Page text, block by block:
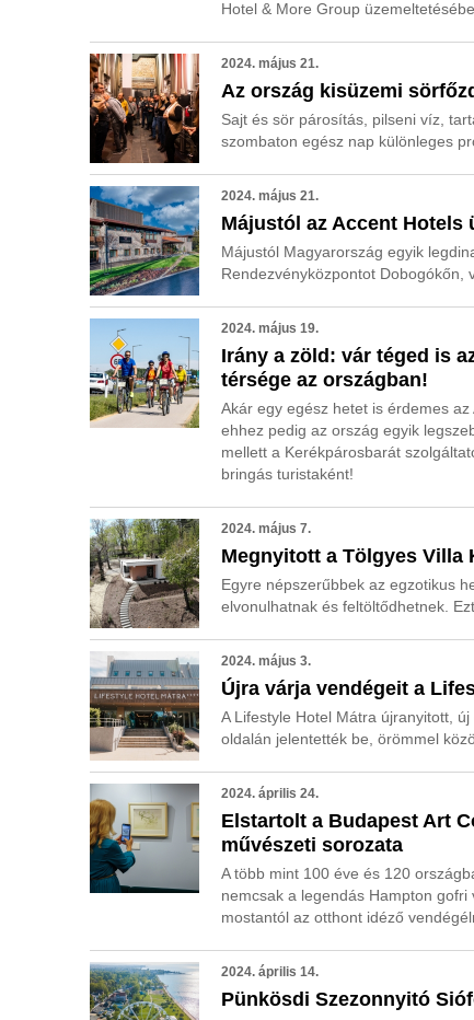
Hotel & More Group
2024. május 21.
Az ország kisüzemi
Sajt és sör párosítás, pilseni víz,
szombaton egész nap különleges
2024. május 21.
Májustól az Accent Hotels
Májustól Magyarország egyik
Rendezvényközpontot Dobogókőn,
2024. május 19.
Irány a zöld: vár téged is
térsége az országban!
Akár egy egész hetet is érdemes
ehhez pedig az ország egyik
mellett a Kerékpárosbarát
bringás turistaként!
2024. május 7.
Megnyitott a Tölgyes Villa
Egyre népszerűbbek az egzotikus
elvonulhatnak és feltöltődhetnek.
2024. május 3.
Újra várja vendégeit a
A Lifestyle Hotel Mátra újranyitott,
oldalán jelentették be, örömmel
2024. április 24.
Elstartolt a Budapest Art
művészeti sorozata
A több mint 100 éve és 120
nemcsak a legendás Hampton
mostantól az otthont idéző
2024. április 14.
Pünkösdi Szezonnyitó